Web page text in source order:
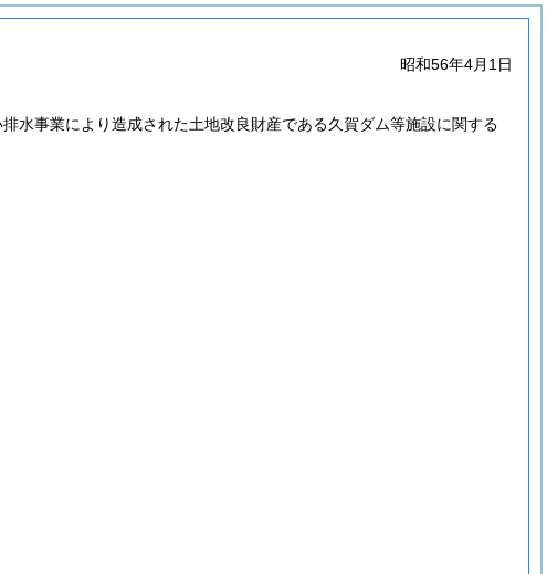
昭和56年4月1日
水事業により造成された土地改良財産である久賀ダム等施設に関する